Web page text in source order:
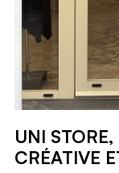
UNI
CRÉATIVE